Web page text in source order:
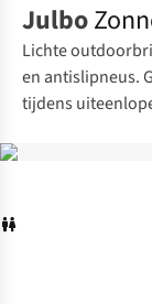
Julbo
Lichte
en antislipneus.
tijdens